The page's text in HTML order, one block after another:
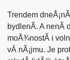
Trendem
bydlenÃ­. A nenÃ­
moÅ¾nostÃ­ i
vÂ nÃ¡jmu. Je